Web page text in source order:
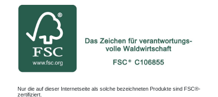
Nur die auf dieser Internetseite als solche bezeichneten Produkte sind FSC®-
zertifiziert.